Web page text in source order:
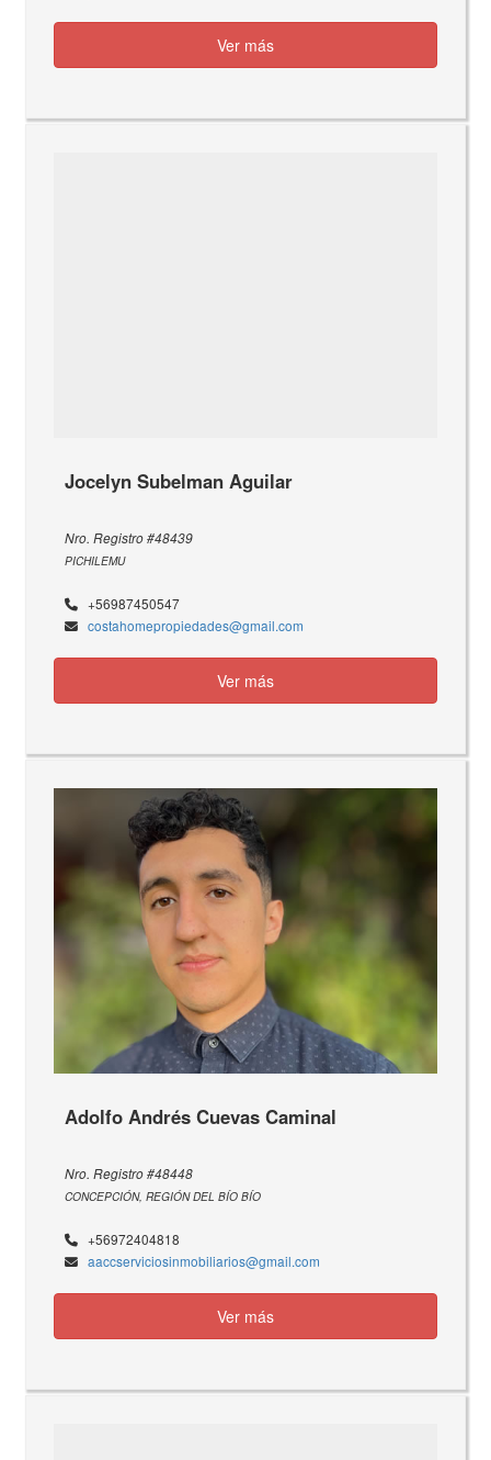
Ver más
Jocelyn Subelman Aguilar
Nro. Registro #48439
PICHILEMU
+56987450547
costahomepropiedades@gmail.com
Ver más
Adolfo Andrés Cuevas Caminal
Nro. Registro #48448
CONCEPCIÓN, REGIÓN DEL BÍO BÍO
+56972404818
aaccserviciosinmobiliarios@gmail.com
Ver más